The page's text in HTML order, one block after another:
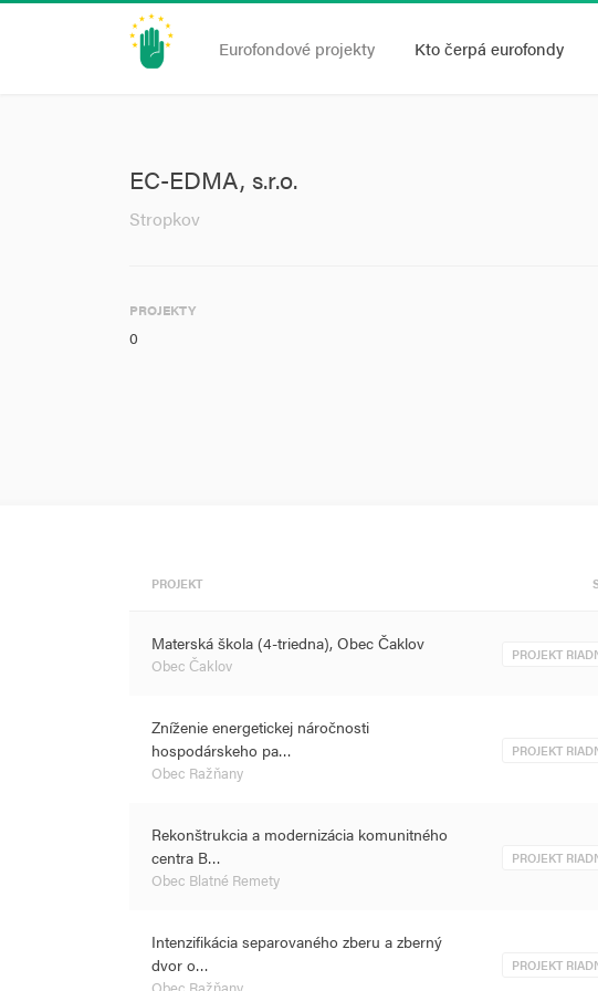
Eurofondové projekty Kto čerpá eurofondy
EC-EDMA, s.r.o.
Stropkov
PROJEKTY
0
PROJEKT
Materská škola (4-triedna), Obec Čaklov
Obec Čaklov
PROJEKT
Zníženie energetickej náročnosti
hospodárskeho pa…
Obec Ražňany
PROJEKT
Rekonštrukcia a modernizácia komunitného
centra B…
Obec Blatné Remety
PROJEKT
Intenzifikácia separovaného zberu a zberný
dvor o…
PROJEKT